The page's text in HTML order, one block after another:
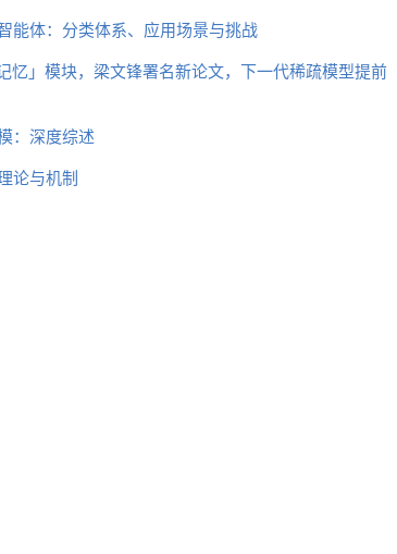
能体：分类体系、应用场景与挑战
忆」模块，梁文锋署名新论文，下一代稀疏模型提前
：深度综述
论与机制